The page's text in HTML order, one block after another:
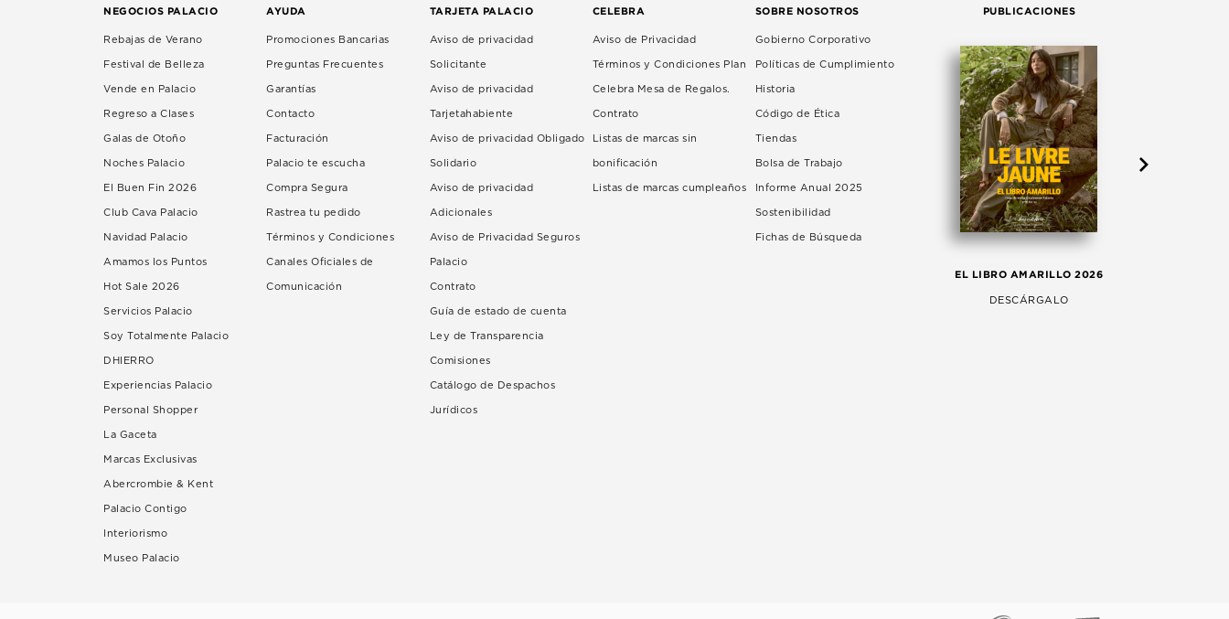
NEGOCIOS PALACIO
Rebajas de Verano
Festival de Belleza
Vende en Palacio
Regreso a Clases
Galas de Otoño
Noches Palacio
El Buen Fin 2026
Club Cava Palacio
Navidad Palacio
Amamos los Puntos
Hot Sale 2026
Servicios Palacio
Soy Totalmente Palacio
DHIERRO
Experiencias Palacio
Personal Shopper
La Gaceta
Marcas Exclusivas
Abercrombie & Kent
Palacio Contigo
Interiorismo
Museo Palacio
AYUDA
Promociones Bancarias
Preguntas Frecuentes
Garantías
Contacto
Facturación
Palacio te escucha
Compra Segura
Rastrea tu pedido
Términos y Condiciones
Canales Oficiales de
Comunicación
TARJETA PALACIO
Aviso de privacidad
Solicitante
Aviso de privacidad
Tarjetahabiente
Aviso de privacidad Obligado
Solidario
Aviso de privacidad
Adicionales
Aviso de Privacidad Seguros
Palacio
Contrato
Guía de estado de cuenta
Ley de Transparencia
Comisiones
Catálogo de Despachos
Jurídicos
CELEBRA
Aviso de Privacidad
Términos y Condiciones Plan
Celebra Mesa de Regalos.
Contrato
Listas de marcas sin
bonificación
Listas de marcas cumpleaños
SOBRE NOSOTROS
Gobierno Corporativo
Políticas de Cumplimiento
Historia
Código de Ética
Tiendas
Bolsa de Trabajo
Informe Anual 2025
Sostenibilidad
Fichas de Búsqueda
PUBLICACIONES
EL LIBRO AMARILLO 2026
DESCÁRGALO